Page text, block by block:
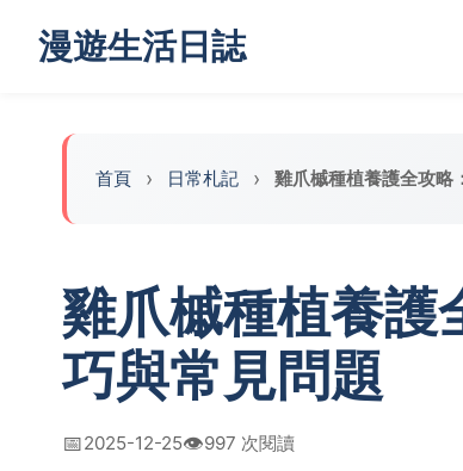
漫遊生活日誌
首頁 日常札記 雞爪槭種植養護全攻略
雞爪槭種植養護
巧與常見問題
📅2025-12-25👁️997 次閱讀